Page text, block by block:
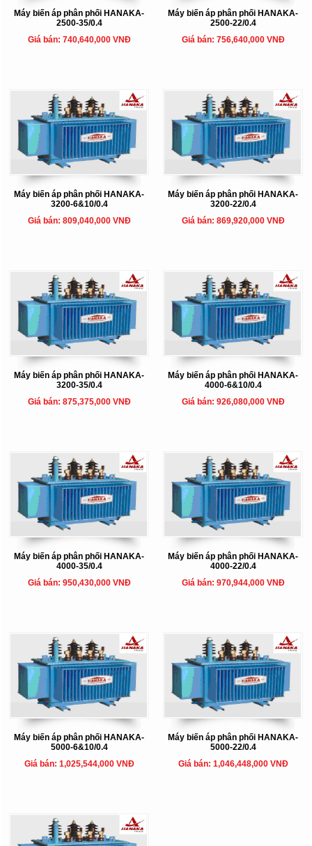
Máy biến áp phân phối HANAKA-
2500-35/0.4
Giá bán: 740,640,000 VNĐ
Máy biến áp phân phối HANAKA-
2500-22/0.4
Giá bán: 756,640,000 VNĐ
Máy biến áp phân phối HANAKA-
3200-6&10/0.4
Giá bán: 809,040,000 VNĐ
Máy biến áp phân phối HANAKA-
3200-22/0.4
Giá bán: 869,920,000 VNĐ
Máy biến áp phân phối HANAKA-
3200-35/0.4
Giá bán: 875,375,000 VNĐ
Máy biến áp phân phối HANAKA-
4000-6&10/0.4
Giá bán: 926,080,000 VNĐ
Máy biến áp phân phối HANAKA-
4000-35/0.4
Giá bán: 950,430,000 VNĐ
Máy biến áp phân phối HANAKA-
4000-22/0.4
Giá bán: 970,944,000 VNĐ
Máy biến áp phân phối HANAKA-
5000-6&10/0.4
Giá bán: 1,025,544,000 VNĐ
Máy biến áp phân phối HANAKA-
5000-22/0.4
Giá bán: 1,046,448,000 VNĐ